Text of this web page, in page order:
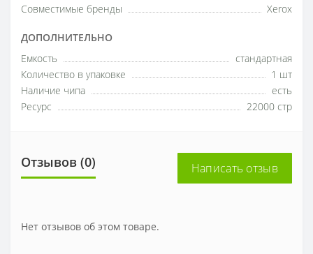
Совместимые бренды
Xerox
ДОПОЛНИТЕЛЬНО
Емкость
стандартная
Количество в упаковке
1 шт
Наличие чипа
есть
Ресурс
22000 стр
Отзывов (0) Написать отзыв
Нет отзывов об этом товаре.